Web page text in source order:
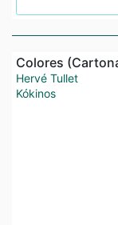
Colores
Hervé Tullet
Kókinos